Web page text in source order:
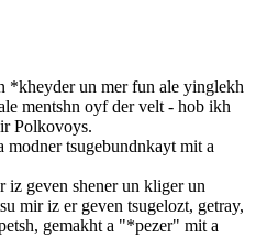
*kheyder un mer fun ale yinglekh
mentshn oyf der velt - hob ikh
Polkovoys.
tsugebundnkayt mit a
iz geven shener un kliger un
mir iz er geven tsugelozt, getray,
gemakht a "*pezer" mit a